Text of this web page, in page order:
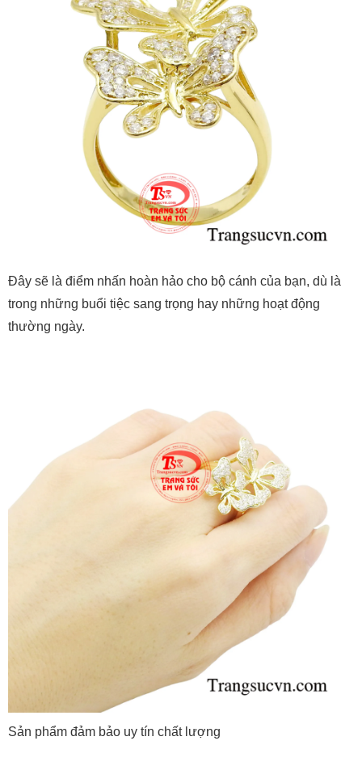
Đây sẽ là điểm nhấn hoàn hảo cho bộ cánh của bạn, dù là
trong những buổi tiệc sang trọng hay những hoạt động
thường ngày.
Sản phẩm đảm bảo uy tín chất lượng